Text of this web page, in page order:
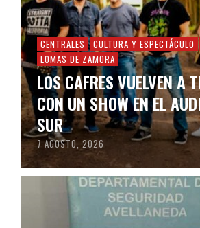
CENTRALES CULTURA Y ESPECTÁCULO
LOMAS DE ZAMORA
LOS CAFRES VUELVEN A
CON UN SHOW EN EL
SUR
7 AGOSTO, 2026